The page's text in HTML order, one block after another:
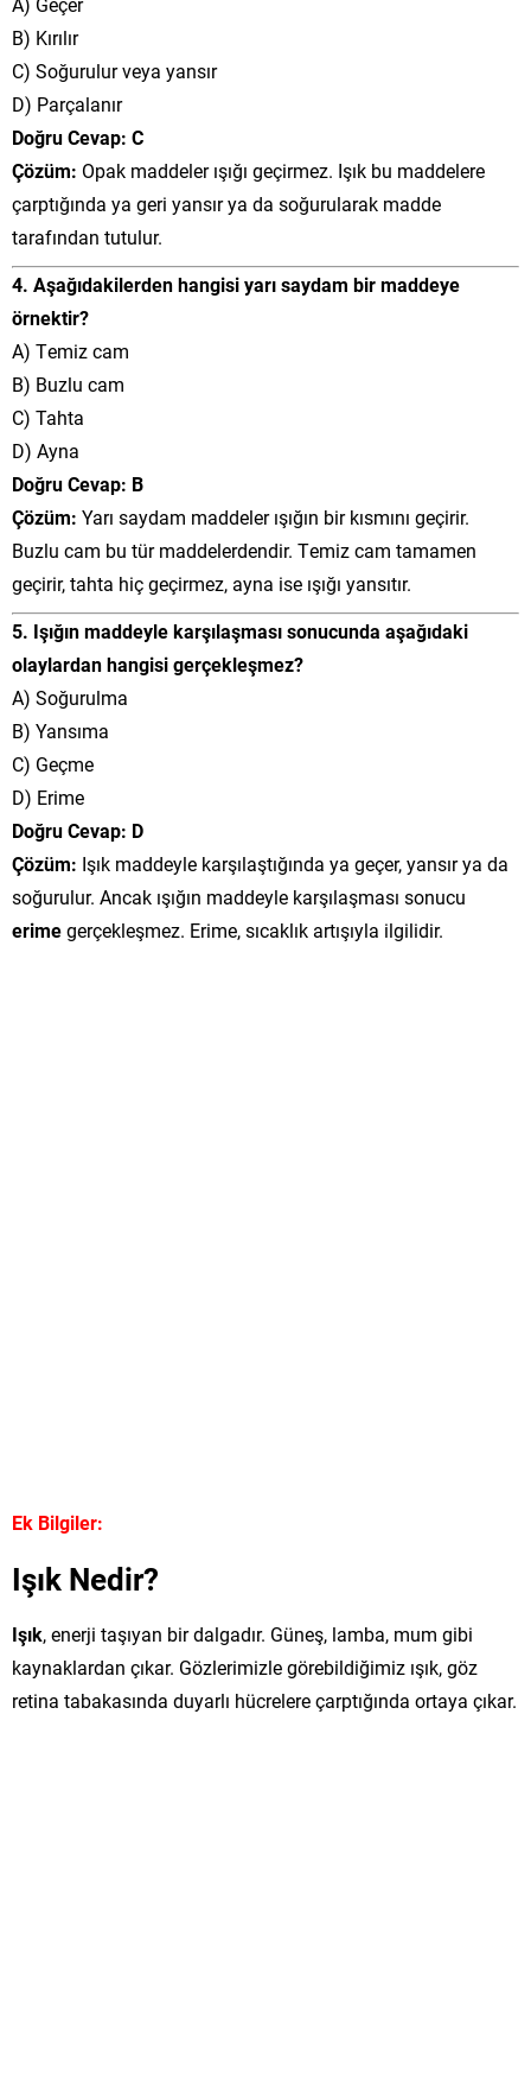
B) Kırılır
C) Soğurulur veya yansır
D) Parçalanır
Doğru Cevap: C
Çözüm: Opak maddeler ışığı geçirmez. Işık bu maddelere
çarptığında ya geri yansır ya da soğurularak madde
tarafından tutulur.
4. Aşağıdakilerden hangisi yarı saydam bir maddeye
örnektir?
A) Temiz cam
B) Buzlu cam
C) Tahta
D) Ayna
Doğru Cevap: B
Çözüm: Yarı saydam maddeler ışığın bir kısmını geçirir.
Buzlu cam bu tür maddelerdendir. Temiz cam tamamen
geçirir, tahta hiç geçirmez, ayna ise ışığı yansıtır.
5. Işığın maddeyle karşılaşması sonucunda aşağıdaki
olaylardan hangisi gerçekleşmez?
A) Soğurulma
B) Yansıma
C) Geçme
D) Erime
Doğru Cevap: D
Çözüm: Işık maddeyle karşılaştığında ya geçer, yansır ya da
soğurulur. Ancak ışığın maddeyle karşılaşması sonucu
erimegerçekleşmez. Erime, sıcaklık artışıyla ilgilidir.
Ek Bilgiler:
Işık Nedir?
Işık, enerji taşıyan bir dalgadır. Güneş, lamba, mum gibi
kaynaklardan çıkar. Gözlerimizle görebildiğimiz ışık, göz
retina tabakasında duyarlı hücrelere çarptığında ortaya çıkar.